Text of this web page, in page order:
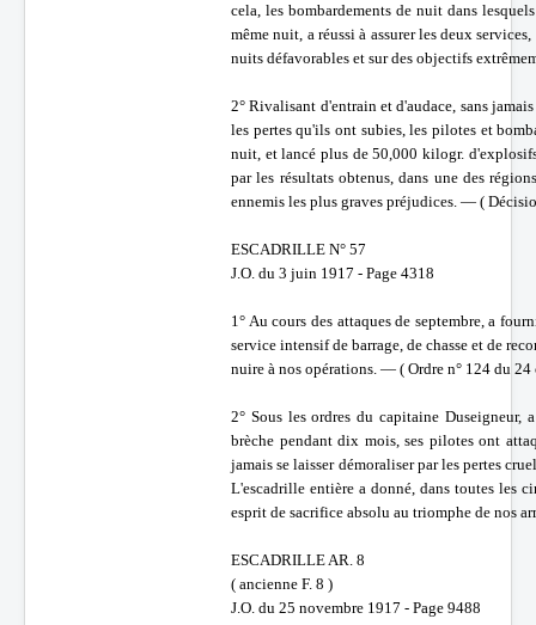
cela, les bombardements de nuit dans
même nuit, a réussi à assurer les deux
nuits défavorables et sur des objectifs
2° Rivalisant d'entrain et d'audace, sans
les pertes qu'ils ont subies, les pilotes et
nuit, et lancé plus de 50,000 kilogr.
par les résultats obtenus, dans une des
ennemis les plus graves préjudices. — (
ESCADRILLE N° 57
J.O. du 3 juin 1917 - Page 4318
1° Au cours des attaques de septembre, a
service intensif de barrage, de chasse et de
nuire à nos opérations. — ( Ordre n° 124 du 24
2° Sous les ordres du capitaine
brèche pendant dix mois, ses pilotes ont
jamais se laisser démoraliser par les pertes
L'escadrille entière a donné, dans toutes les
esprit de sacrifice absolu au triomphe de nos
ESCADRILLE AR. 8
( ancienne F. 8 )
J.O. du 25 novembre 1917 - Page 9488